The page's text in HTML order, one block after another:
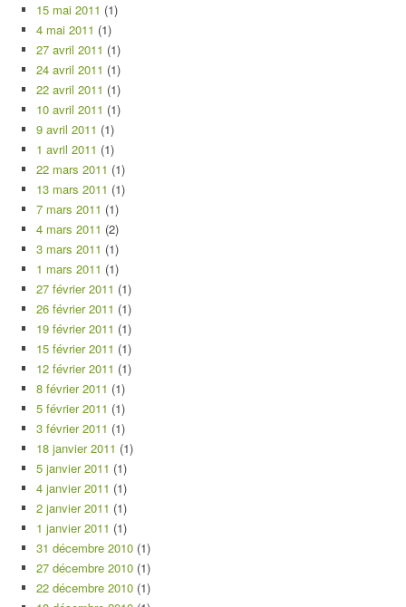
15 mai 2011 (1)
4 mai 2011 (1)
27 avril 2011 (1)
24 avril 2011 (1)
22 avril 2011 (1)
10 avril 2011 (1)
9 avril 2011 (1)
1 avril 2011 (1)
22 mars 2011 (1)
13 mars 2011 (1)
7 mars 2011 (1)
4 mars 2011 (2)
3 mars 2011 (1)
1 mars 2011 (1)
27 février 2011 (1)
26 février 2011 (1)
19 février 2011 (1)
15 février 2011 (1)
12 février 2011 (1)
8 février 2011 (1)
5 février 2011 (1)
3 février 2011 (1)
18 janvier 2011 (1)
5 janvier 2011 (1)
4 janvier 2011 (1)
2 janvier 2011 (1)
1 janvier 2011 (1)
31 décembre 2010 (1)
27 décembre 2010 (1)
22 décembre 2010 (1)